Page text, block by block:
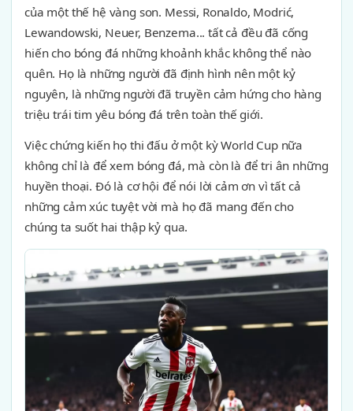
của một thế hệ vàng son. Messi, Ronaldo, Modrić,
Lewandowski, Neuer, Benzema... tất cả đều đã cống
hiến cho bóng đá những khoảnh khắc không thể nào
quên. Họ là những người đã định hình nên một kỷ
nguyên, là những người đã truyền cảm hứng cho hàng
triệu trái tim yêu bóng đá trên toàn thế giới.
Việc chứng kiến họ thi đấu ở một kỳ World Cup nữa
không chỉ là để xem bóng đá, mà còn là để tri ân những
huyền thoại. Đó là cơ hội để nói lời cảm ơn vì tất cả
những cảm xúc tuyệt vời mà họ đã mang đến cho
chúng ta suốt hai thập kỷ qua.